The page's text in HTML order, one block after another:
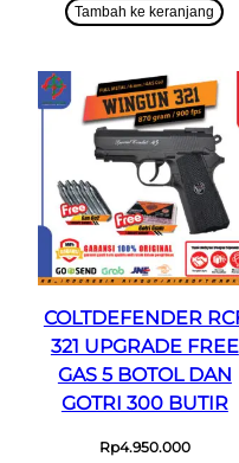
Tambah ke keranjang
COLTDEFENDER
321 UPGRADE FREE
GAS 5 BOTOL DAN
GOTRI 300 BUTIR
Rp4.950.000